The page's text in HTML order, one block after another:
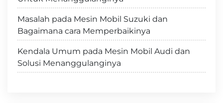
Masalah pada Mesin Mobil Suzuki dan
Bagaimana cara Memperbaikinya
Kendala Umum pada Mesin Mobil Audi dan
Solusi Menanggulanginya